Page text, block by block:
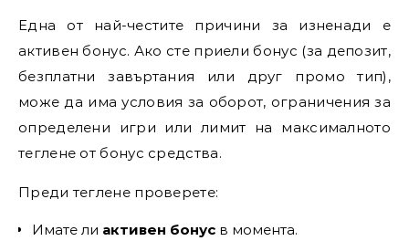
Една от най-честите причини за изненади е
активен бонус. Ако сте приели бонус (за депозит,
безплатни завъртания или друг промо тип),
може да има условия за оборот, ограничения за
определени игри или лимит на максималното
теглене от бонус средства.
Преди теглене проверете:
Имате ли активен бонус в момента.